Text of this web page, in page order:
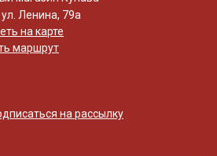
Ленина, 79а
на карте
маршрут
на рассылку